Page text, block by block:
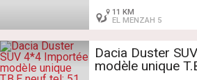
11 KM
EL MENZAH 5
Dacia Duster
modèle unique